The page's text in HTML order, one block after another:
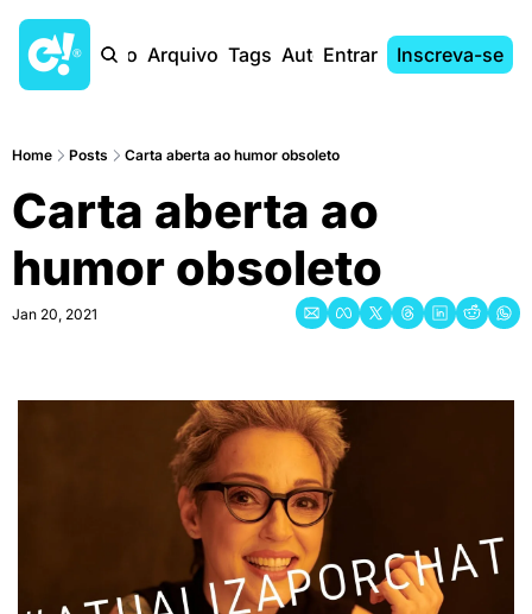
Início Arquivo Tags AutoresEntrar Inscreva-se
Home Posts Carta aberta ao humor obsoleto
Carta aberta ao
humor obsoleto
Jan 20, 2021